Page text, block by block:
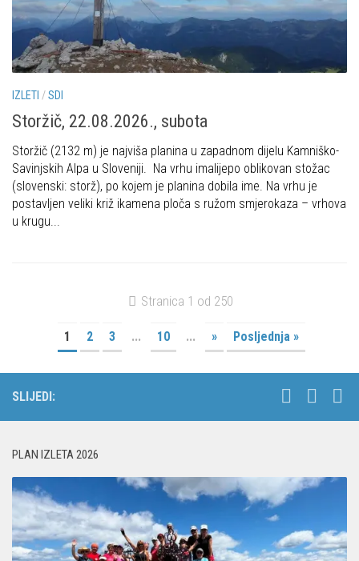
IZLETI /SDI
Storžič, 22.08.2026., subota
Storžič (2132 m) je najviša planina u zapadnom dijelu Kamniško-
Savinjskih Alpa u Sloveniji. Na vrhu imalijepo oblikovan stožac
(slovenski: storž), po kojem je planina dobila ime. Na vrhu je
postavljen veliki križ ikamena ploča s ružom smjerokaza – vrhova
u krugu...
Stranica 1 od 250
1 2 3 ... 10 ... » Posljednja »
SLIJEDI:
PLAN IZLETA 2026